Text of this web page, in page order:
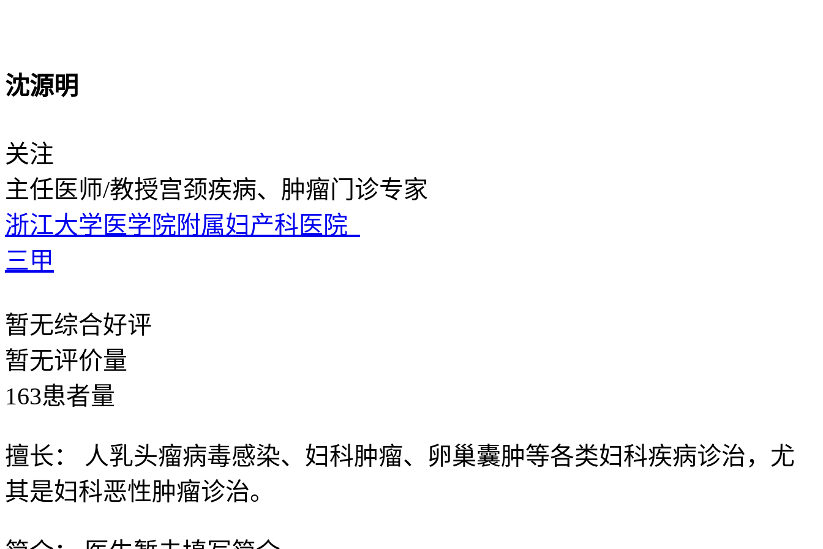
沈源明
关注
主任医师/教授宫颈疾病、肿瘤门诊专家
浙江大学医学院附属妇产科医院
三甲
暂无综合好评
暂无评价量
163患者量
擅长：
人乳头瘤病毒感染、妇科肿瘤、卵巢囊肿等各类妇科疾病诊治，尤
其是妇科恶性肿瘤诊治。